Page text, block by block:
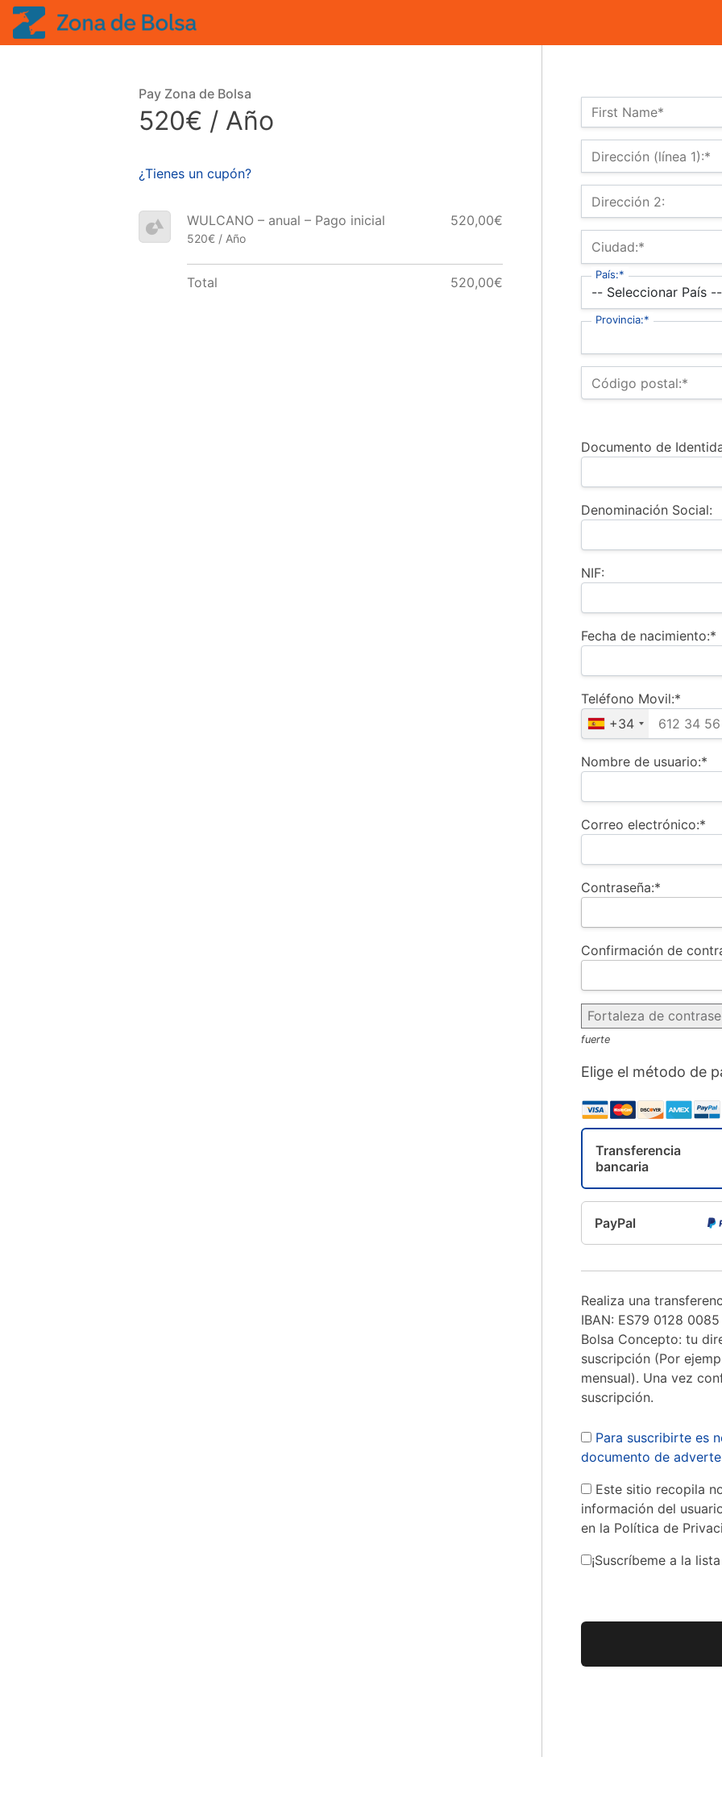
Nombre:*
First Name*
Billing Address
Dirección (línea 1):*
Dirección 2:
Ciudad:*
País:*
Provincia:*
Código postal:*
Documento de
Denominación Social:
NIF:
Fecha de nacimiento:*
Teléfono Movil:*
+34
Nombre de usuario:*
Correo electrónico:*
Contraseña:*
Confirmación de
Fortaleza de
fuerte
Elige el método de
Transferencia
bancaria
PayPal
Realiza una
IBAN: ES79 0128
Bolsa Concepto: tu
suscripción (Por
mensual). Una vez confirmado el ingreso, activaremos tu
suscripción.
Para suscribirte es
documento de
Este sitio recopila
información del
en la Política de
¡Suscríbeme a la
Sin valor
Pay Zona de Bolsa
520€ / Año
¿Tienes un cupón?
WULCANO – anual – Pago inicial
520€ / Año
520,00€
Total 520,00€